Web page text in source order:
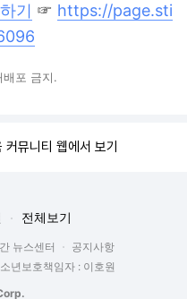
기 ☞ https://page.sti
포 금지.
뮤니티 웹에서 보기
전체보기
뉴스센터
공지사항
년보호책임자 : 이호원